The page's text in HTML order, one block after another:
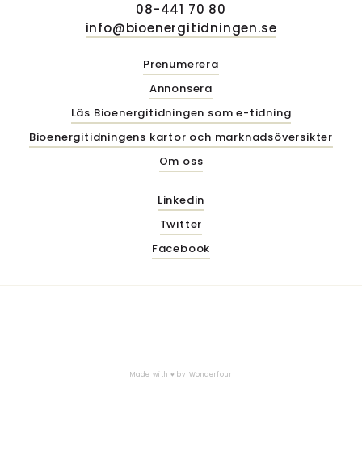
08-441 70 80
info@bioenergitidningen.se
Prenumerera
Annonsera
Läs Bioenergitidningen som e-tidning
Bioenergitidningens kartor och marknadsöversikter
Om oss
Linkedin
Twitter
Facebook
Made with ♥ by Wonderfour